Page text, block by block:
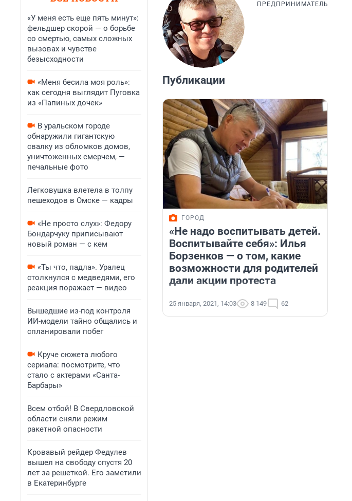
«У меня есть еще пять минут»:
фельдшер скорой — о борьбе
со смертью, самых сложных
вызовах и чувстве
безысходности
«Меня бесила моя роль»:
как сегодня выглядит Пуговка
из «Папиных дочек»
В уральском городе
обнаружили гигантскую
свалку из обломков домов,
уничтоженных смерчем, —
печальные фото
Легковушка влетела в толпу
пешеходов в Омске — кадры
«Не просто слух»: Федору
Бондарчуку приписывают
новый роман — с кем
«Ты что, падла». Уралец
столкнулся с медведями, его
реакция поражает — видео
Вышедшие из-под контроля
ИИ-модели тайно общались и
спланировали побег
Круче сюжета любого
сериала: посмотрите, что
стало с актерами «Санта-
Барбары»
Всем отбой! В Свердловской
области сняли режим
ракетной опасности
Кровавый рейдер Федулев
вышел на свободу спустя 20
лет за решеткой. Его заметили
в Екатеринбурге
ПРЕДПРИНИМАТЕЛЬ
Публикации
ГОРОД
«Не надо воспитывать детей.
Воспитывайте себя»: Илья
Борзенков — о том, какие
возможности для родителей
дали акции протеста
25 января, 2021, 14:03 8 149 62